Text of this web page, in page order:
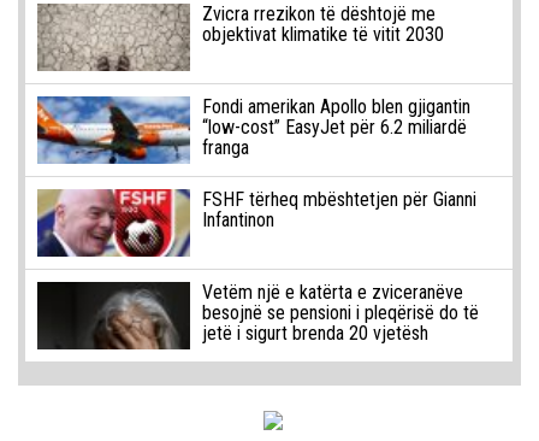
Zvicra rrezikon të dështojë me
objektivat klimatike të vitit 2030
Fondi amerikan Apollo blen gjigantin
“low-cost” EasyJet për 6.2 miliardë
franga
FSHF tërheq mbështetjen për Gianni
Infantinon
Vetëm një e katërta e zviceranëve
besojnë se pensioni i pleqërisë do të
jetë i sigurt brenda 20 vjetësh